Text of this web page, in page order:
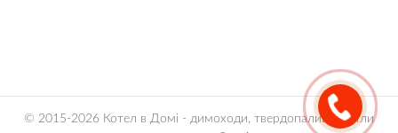
© 2015-2026 Котел в Домі - димоходи, твердопаливні котли